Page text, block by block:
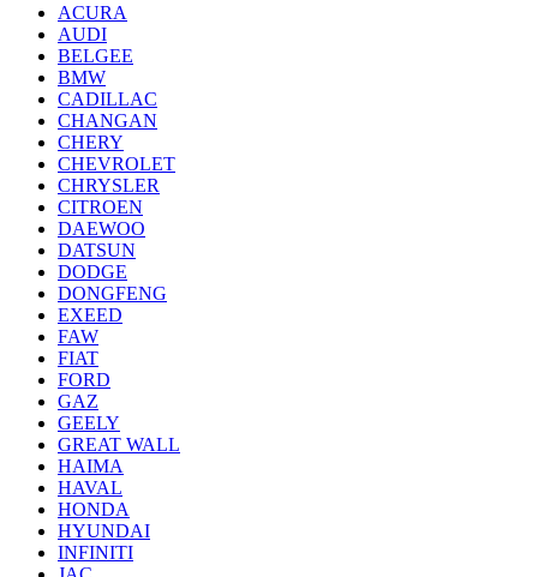
ACURA
AUDI
BELGEE
BMW
CADILLAC
CHANGAN
CHERY
CHEVROLET
CHRYSLER
CITROEN
DAEWOO
DATSUN
DODGE
DONGFENG
EXEED
FAW
FIAT
FORD
GAZ
GEELY
GREAT WALL
HAIMA
HAVAL
HONDA
HYUNDAI
INFINITI